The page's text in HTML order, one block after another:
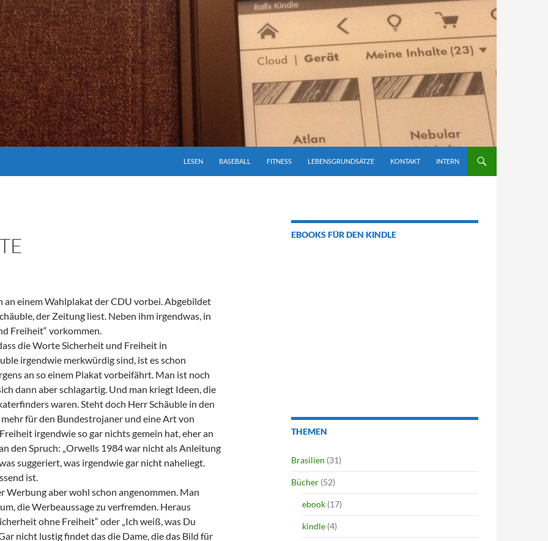
LESEN
BASEBALL FITNESS LEBENSGRUNDSÄTZE KONTAKT INTERN
an einem Wahlplakat der CDU vorbei. Abgebildet
der Zeitung liest. Neben ihm irgendwas, in
Freiheit“ vorkommen.
die Worte Sicherheit und Freiheit in
irgendwie merkwürdig sind, ist es schon
an so einem Plakat vorbeifährt. Man ist noch
dann aber schlagartig. Und man kriegt Ideen, die
waren. Steht doch Herr Schäuble in den
für den Bundestrojaner und eine Art von
irgendwie so gar nichts gemein hat, eher an
den Spruch: „Orwells 1984 war nicht als Anleitung
suggeriert, was irgendwie gar nicht naheliegt.
ist.
Werbung aber wohl schon angenommen. Man
die Werbeaussage zu verfremden. Heraus
ohne Freiheit“ oder „Ich weiß, was Du
nicht lustig findet das die Dame, die das Bild für
EBOOKS FÜR DEN KINDLE
THEMEN
Brasilien (31)
Bücher (52)
ebook (17)
kindle (4)